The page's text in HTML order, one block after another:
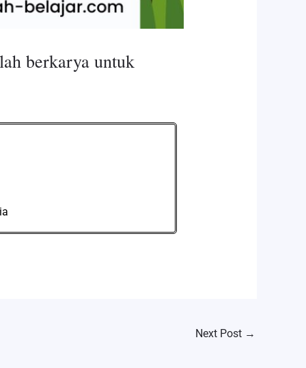
berkarya untuk
Next Post →